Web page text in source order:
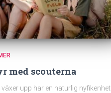
med scouterna
upp har en naturlig nyfikenhet